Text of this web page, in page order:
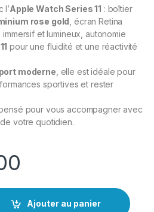
l’Apple Watch Series 11 : boîtier
rose gold , écran Retina
et lumineux, autonomie
pour une fluidité et une réactivité
moderne , elle est idéale pour
sportives et rester
pour vous accompagner avec
votre quotidien.
Rose Gold Neuf quantity
Ajouter au panier